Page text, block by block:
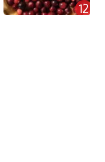
12